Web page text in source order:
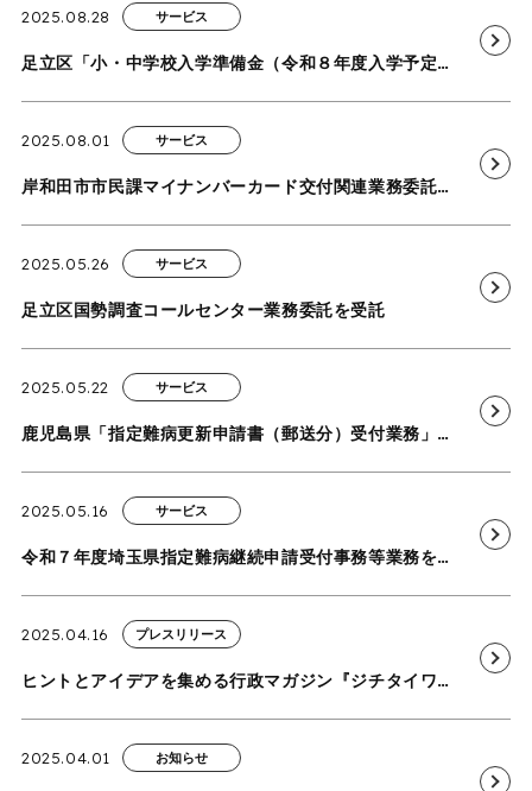
2025.08.28 サービス
足立区「小・中学校入学準備金（令和８年度入学予定者）支給事業」を受託
2025.08.01 サービス
岸和田市市民課マイナンバーカード交付関連業務委託を受託
2025.05.26 サービス
足立区国勢調査コールセンター業務委託を受託
2025.05.22 サービス
鹿児島県「指定難病更新申請書（郵送分）受付業務」を受託
2025.05.16 サービス
令和７年度埼玉県指定難病継続申請受付事務等業務を受託
2025.04.16 プレスリリース
ヒントとアイデアを集める行政マガジン『ジチタイワークス』に当社の窓口事務委託サービスに関する取り組みが掲載されました
2025.04.01 お知らせ